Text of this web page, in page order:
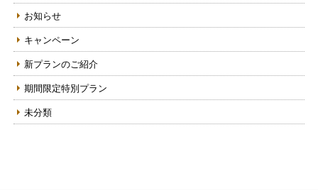
お知らせ
キャンペーン
新プランのご紹介
期間限定特別プラン
未分類